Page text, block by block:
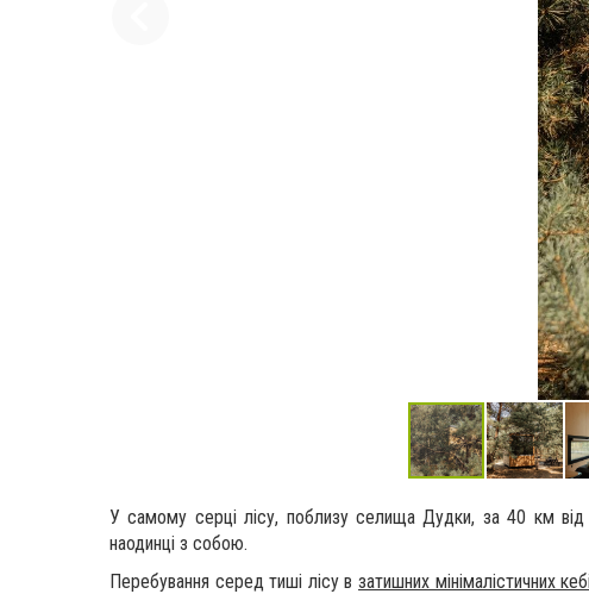
У самому серці лісу, поблизу селища Дудки, за 40 км від
наодинці з собою.
Перебування серед тиші лісу взатишних мінімалістичних